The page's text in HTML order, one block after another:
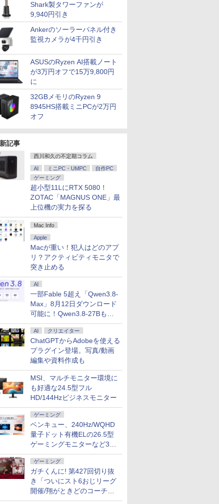
Shark製タワーファンが
9,940円引き
Ankerのソーラーパネル付き
監視カメラが4千円引き
ASUSのRyzen AI搭載ノート
が3万円オフで15万9,800円
に
32GBメモリのRyzen 9
8945HS搭載ミニPCが2万円
オフ
記事
西川和久の不定期コラム
AI ミニPC・UMPC
自作PC
ゲーミング
超小型11LにRTX 5080！
ZOTAC「MAGNUS ONE」最
上位機の実力を探る
Mac Info
Apple
Macが重い！犯人はどのアプ
リ？アクティビティモニタで
突き止める
AI
一部Fable 5超え「Qwen3.8-
Max」8月12日ダウンロード
可能に！Qwen3.8-27Bも順
次
AI クリエイター
ChatGPTからAdobeを使える
プラグイン登場。写真/動画
編集や資料作成も
MSI、マルチモニター環境に
も好適な24.5型フル
HD/144Hzビジネスモニター
ゲーミング
ベンキュー、240Hz/WQHD
量子ドット有機ELの26.5型
ゲーミングモニターなど3機
種
ゲーミング
ガチくんに! 第427回切り抜
き「ついにスト6おじリーグ
開催/翔がときどのコーチ就
任など」
7 8
2